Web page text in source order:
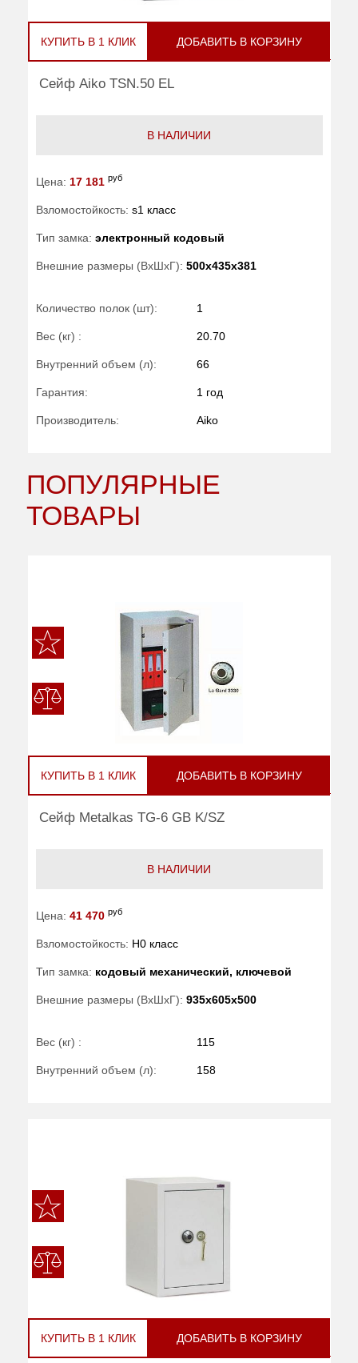
КУПИТЬ В 1 КЛИК ДОБАВИТЬ В КОРЗИНУ
Сейф Aiko TSN.50 EL
В НАЛИЧИИ
Цена: 17 181 руб
Взломостойкость: s1 класс
Тип замка: электронный кодовый
Внешние размеры (ВхШхГ): 500x435x381
Количество полок (шт): 1
Вес (кг) : 20.70
Внутренний объем (л): 66
Гарантия: 1 год
Производитель: Aiko
ПОПУЛЯРНЫЕ
ТОВАРЫ
КУПИТЬ В 1 КЛИК ДОБАВИТЬ В КОРЗИНУ
Сейф Metalkas TG-6 GB K/SZ
В НАЛИЧИИ
Цена: 41 470 руб
Взломостойкость: H0 класс
Тип замка: кодовый механический, ключевой
Внешние размеры (ВхШхГ): 935x605x500
Вес (кг) : 115
Внутренний объем (л): 158
КУПИТЬ В 1 КЛИК ДОБАВИТЬ В КОРЗИНУ